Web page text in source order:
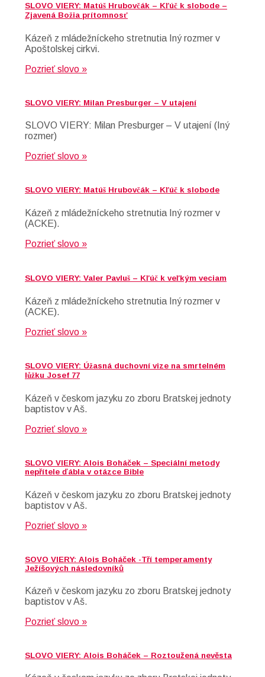
SLOVO VIERY: Matúš Hrubovčák – Kľúč k slobode –
Zjavená Božia prítomnosť
Kázeň z mládežníckeho stretnutia Iný rozmer v
Apoštolskej cirkvi.
Pozrieť slovo »
SLOVO VIERY: Milan Presburger – V utajení
SLOVO VIERY: Milan Presburger – V utajení (Iný
rozmer)
Pozrieť slovo »
SLOVO VIERY: Matúš Hrubovčák – Kľúč k slobode
Kázeň z mládežníckeho stretnutia Iný rozmer v
(ACKE).
Pozrieť slovo »
SLOVO VIERY: Valer Pavluš – Kľúč k veľkým veciam
Kázeň z mládežníckeho stretnutia Iný rozmer v
(ACKE).
Pozrieť slovo »
SLOVO VIERY: Úžasná duchovní vize na smrtelném
lůžku Josef 77
Kázeň v českom jazyku zo zboru Bratskej jednoty
baptistov v Aš.
Pozrieť slovo »
SLOVO VIERY: Alois Boháček – Speciální metody
nepřítele ďábla v otázce Bible
Kázeň v českom jazyku zo zboru Bratskej jednoty
baptistov v Aš.
Pozrieť slovo »
SOVO VIERY: Alois Boháček -Tří temperamenty
Ježíšových následovníků
Kázeň v českom jazyku zo zboru Bratskej jednoty
baptistov v Aš.
Pozrieť slovo »
SLOVO VIERY: Alois Boháček – Roztoužená nevěsta